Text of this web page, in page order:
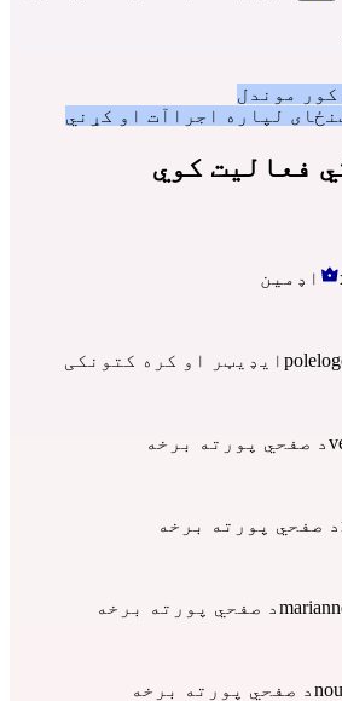
موندل
لپاره اجراآت او کړني
اډمین
ایډیټر او کره کتونکی
د صفحي پورته برخه
د صفحي پورته برخه
د صفحي پورته برخه
د صفحي پورته برخه